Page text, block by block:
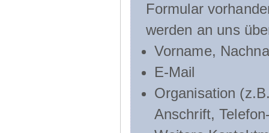
Formular
werden an uns
Vorname,
E-Mail
Organisation
Anschrift,